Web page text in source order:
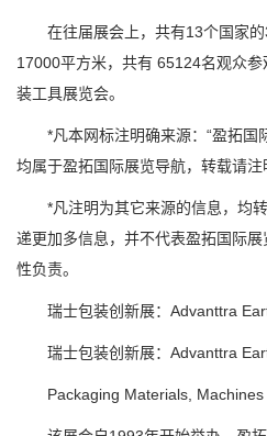
在往届展会上，共有13个国家的
17000平方米，共有 65124名观众
装工具展览会。
*凡本网标注明确来源：“盈拓国
均属于盈拓国际展览导航，转载请注
*凡注明为其它来源的信息，均转
递更加多信息，并不代表盈拓国际
性负责。
瑞士包装创新展：Advanttra
瑞士包装创新展：Advanttra
Packaging Materials, Machines